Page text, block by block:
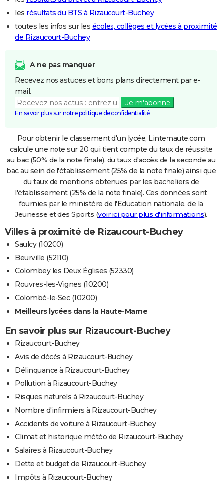
les résultats du BTS à Rizaucourt-Buchey
toutes les infos sur les écoles, collèges et lycées à proximité
de Rizaucourt-Buchey
A ne pas manquer
Recevez nos astuces et bons plans directement par e-
mail.
Je m'abonne
En savoir plus sur notre politique de confidentialité
Pour obtenir le classement d'un lycée, Linternaute.com
calcule une note sur 20 qui tient compte du taux de réussite
au bac (50% de la note finale), du taux d'accès de la seconde au
bac au sein de l'établissement (25% de la note finale) ainsi que
du taux de mentions obtenues par les bacheliers de
l'établissement (25% de la note finale). Ces données sont
fournies par le ministère de l'Education nationale, de la
Jeunesse et des Sports (voir ici pour plus d'informations).
Villes à proximité de Rizaucourt-Buchey
Saulcy (10200)
Beurville (52110)
Colombey les Deux Églises (52330)
Rouvres-les-Vignes (10200)
Colombé-le-Sec (10200)
Meilleurs lycées dans la Haute-Marne
En savoir plus sur Rizaucourt-Buchey
Rizaucourt-Buchey
Avis de décès à Rizaucourt-Buchey
Délinquance à Rizaucourt-Buchey
Pollution à Rizaucourt-Buchey
Risques naturels à Rizaucourt-Buchey
Nombre d'infirmiers à Rizaucourt-Buchey
Accidents de voiture à Rizaucourt-Buchey
Climat et historique météo de Rizaucourt-Buchey
Salaires à Rizaucourt-Buchey
Dette et budget de Rizaucourt-Buchey
Impôts à Rizaucourt-Buchey